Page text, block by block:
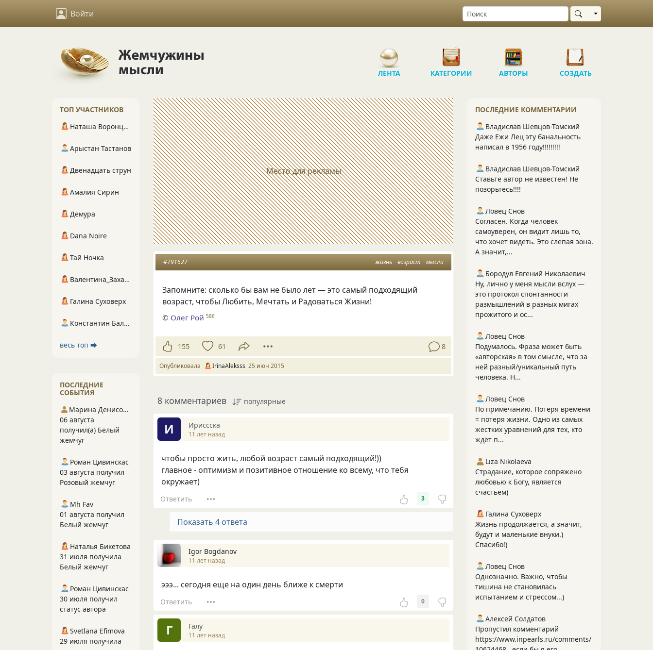
Войти Выбрать область
ЛЕНТА КАТЕГОРИИ АВТОРЫ СОЗДАТЬ
Место для рекламы
жизнь возраст мысли
#791627
Запомните: сколько бы вам не было лет — это самый подходящий
возраст, чтобы Любить, Мечтать и Радоваться Жизни!
© Олег Рой 586
155 61 8
Опубликовала IrinaAleksss 25 июн 2015
8 комментариев популярные
И Ириссска
11 лет назад
чтобы просто жить, любой возраст самый подходящий!))
главное - оптимизм и позитивное отношение ко всему, что тебя
окружает)
Ответить 3
Показать 4 ответа
Igor Bogdanov
11 лет назад
эээ... сегодня еще на один день ближе к смерти
Ответить 0
Г Галу
11 лет назад
ПОСЛЕДНИЕ КОММЕНТАРИИ
Владислав Шевцов-Томский
Даже Ежи Лец эту банальность
написал в 1956 году!!!!!!!!!
Владислав Шевцов-Томский
Ставьте автор не известен! Не
позорьтесь!!!!
Ловец Снов
Согласен. Когда человек
самоуверен, он видит лишь то,
что хочет видеть. Это слепая зона.
А значит,...
Бородул Евгений Николаевич
Ну, лично у меня мысли вслух —
это протокол спонтанности
размышлений в разных мигах
прожитого и ос...
Ловец Снов
Подумалось. Фраза может быть
«авторская» в том смысле, что за
ней разный/уникальный путь
человека. Н...
Ловец Снов
По примечанию. Потеря времени
= потеря жизни. Одно из самых
жёстких уравнений для тех, кто
ждёт п...
Liza Nikolaeva
Страдание, которое сопряжено
любовью к Богу, является
счастьем)
Галина Суховерх
Жизнь продолжается, а значит,
будут и маленькие внуки.)
Спасибо!)
Ловец Снов
Однозначно. Важно, чтобы
тишина не становилась
испытанием и стрессом...)
Алексей Солдатов
Пропустил комментарий
https://www.inpearls.ru/comments/
ТОП УЧАСТНИКОВ
Наташа Воронцова
Арыстан Тастанов
Двенадцать струн
Амалия Сирин
Демура
Dana Noire
Тай Ночка
Валентина_Захарова
Галина Суховерх
Константин Балухта
весь топ ⮕
ПОСЛЕДНИЕ
СОБЫТИЯ
Марина Денисова 5
06 августа
получил(а) Белый
жемчуг
Роман Цивинскас
03 августа получил
Розовый жемчуг
Mh Fav
01 августа получил
Белый жемчуг
Наталья Бикетова
31 июля получила
Белый жемчуг
Роман Цивинскас
30 июля получил
статус автора
Svetlana Efimova
29 июля получила